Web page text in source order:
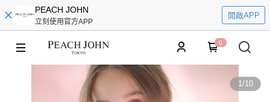
PEACH JOHN
立刻使用官方APP
開啟APP
0
1/10